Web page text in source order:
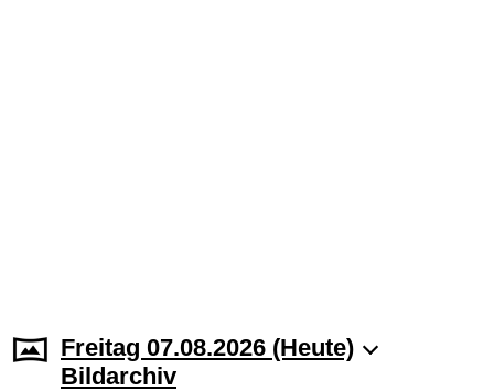
Freitag 07.08.2026 (Heute)
Bildarchiv